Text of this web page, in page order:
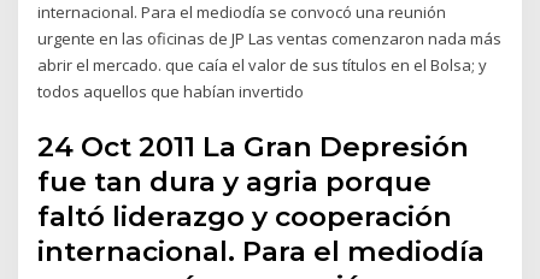
internacional. Para el mediodía se convocó una reunión
urgente en las oficinas de JP Las ventas comenzaron nada más
abrir el mercado. que caía el valor de sus títulos en el Bolsa; y
todos aquellos que habían invertido
24 Oct 2011 La Gran Depresión
fue tan dura y agria porque
faltó liderazgo y cooperación
internacional. Para el mediodía